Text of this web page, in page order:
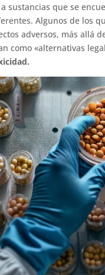
sustancias que se
Algunos de los
adversos, más allá
como «alternativas